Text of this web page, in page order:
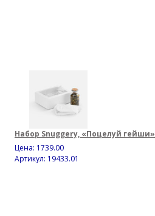
Набор Snuggery, «Поцелуй гейши»
Цена: 1739.00
Артикул: 19433.01